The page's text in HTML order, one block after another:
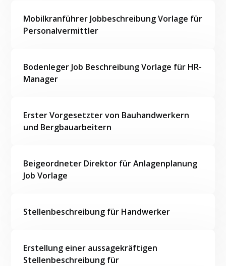
Mobilkranführer Jobbeschreibung Vorlage für
Personalvermittler
Bodenleger Job Beschreibung Vorlage für HR-
Manager
Erster Vorgesetzter von Bauhandwerkern
und Bergbauarbeitern
Beigeordneter Direktor für Anlagenplanung
Job Vorlage
Stellenbeschreibung für Handwerker
Erstellung einer aussagekräftigen
Stellenbeschreibung für